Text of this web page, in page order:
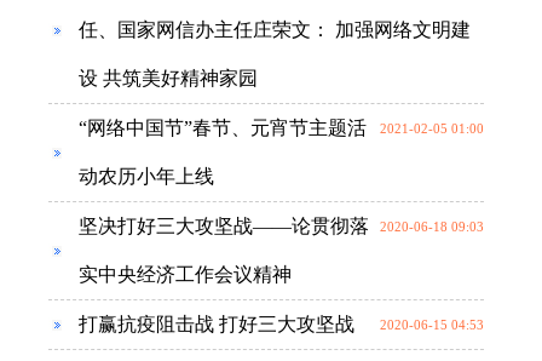
任、国家网信办主任庄荣文： 加强网络文明建
设 共筑美好精神家园
2021-02-05 01:00
“网络中国节”春节、元宵节主题活
动农历小年上线
2020-06-18 09:03
坚决打好三大攻坚战——论贯彻落
实中央经济工作会议精神
2020-06-15 04:53
打赢抗疫阻击战 打好三大攻坚战